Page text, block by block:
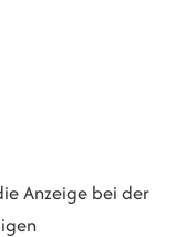
Anzeige bei der